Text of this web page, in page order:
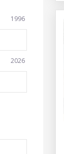
1996
2026